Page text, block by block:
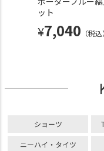
ット
¥7,040 （税込）
ショーツ
ニーハイ・タイツ